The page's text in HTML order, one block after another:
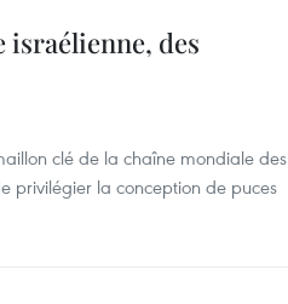
israélienne, des
clé de la chaîne mondiale des
privilégier la conception de puces